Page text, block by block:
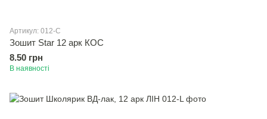
Артикул: 012-С
Зошит Star 12 арк КОС
8.50 грн
В наявності